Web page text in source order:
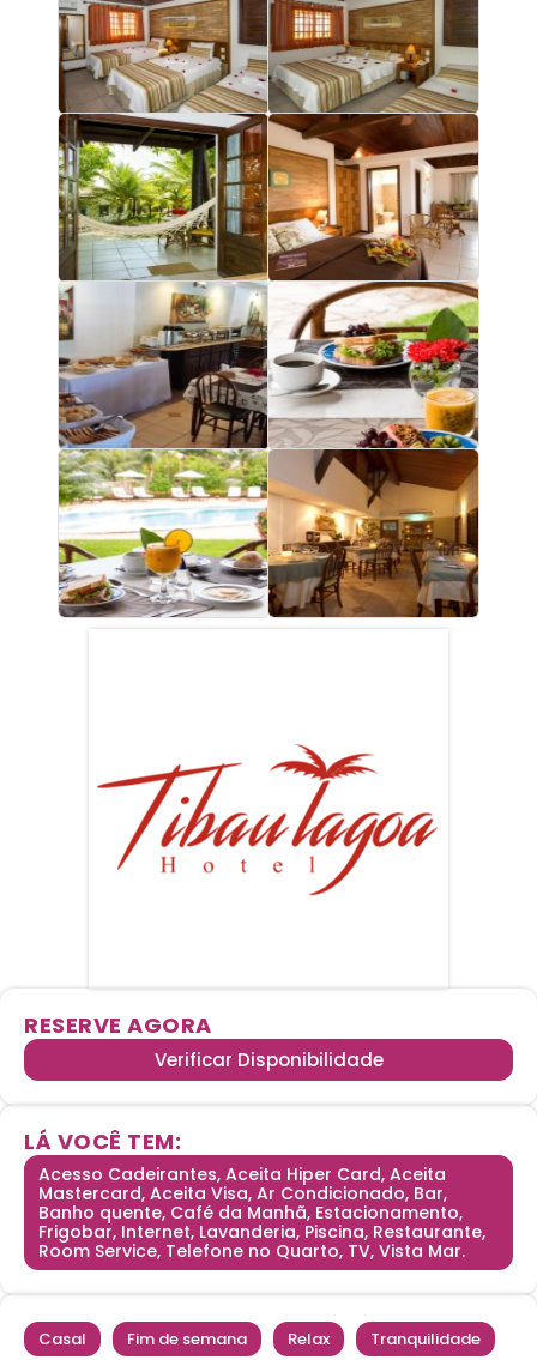
RESERVE AGORA
Verificar Disponibilidade
LÁ VOCÊ TEM:
Acesso Cadeirantes, Aceita Hiper Card, Aceita
Mastercard, Aceita Visa, Ar Condicionado, Bar,
Banho quente, Café da Manhã, Estacionamento,
Frigobar, Internet, Lavanderia, Piscina, Restaurante,
Room Service, Telefone no Quarto, TV, Vista Mar.
Casal Fim de semana Relax Tranquilidade